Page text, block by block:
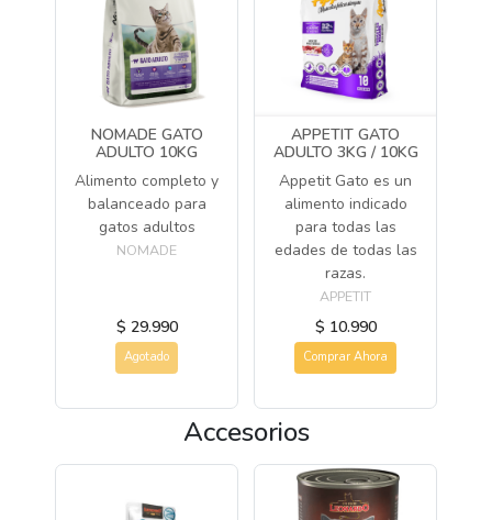
NOMADE GATO
ADULTO 10KG
Alimento completo y
balanceado para
gatos adultos
NOMADE
$ 29.990
Agotado
APPETIT GATO
ADULTO 3KG / 10KG
Appetit Gato es un
alimento indicado
para todas las
edades de todas las
razas.
APPETIT
$ 10.990
Comprar Ahora
Accesorios